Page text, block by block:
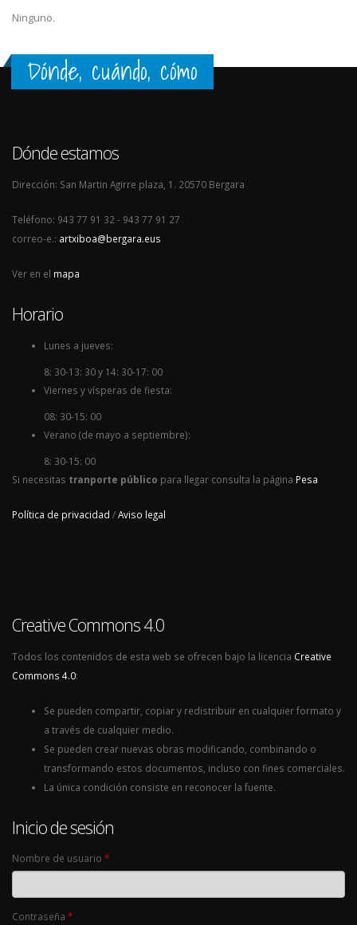
Ninguno.
Dónde, cuándo, cómo
Dónde estamos
Dirección: San Martin Agirre plaza, 1. 20570 Bergara
Teléfono: 943 77 91 32 - 943 77 91 27
correo-e.: artxiboa@bergara.eus
Ver en el mapa
Horario
Lunes a jueves:
8: 30-13: 30 y 14: 30-17: 00
Viernes y vísperas de fiesta:
08: 30-15: 00
Verano (de mayo a septiembre):
8: 30-15: 00
Si necesitas tranporte público para llegar consulta la página Pesa
Política de privacidad /Aviso legal
Creative Commons 4.0
Todos los contenidos de esta web se ofrecen bajo la licencia Creative
Commons 4.0:
Se pueden compartir, copiar y redistribuir en cualquier formato y
a través de cualquier medio.
Se pueden crear nuevas obras modificando, combinando o
transformando estos documentos, incluso con fines comerciales.
La única condición consiste en reconocer la fuente.
Inicio de sesión
Nombre de usuario *
Contraseña *